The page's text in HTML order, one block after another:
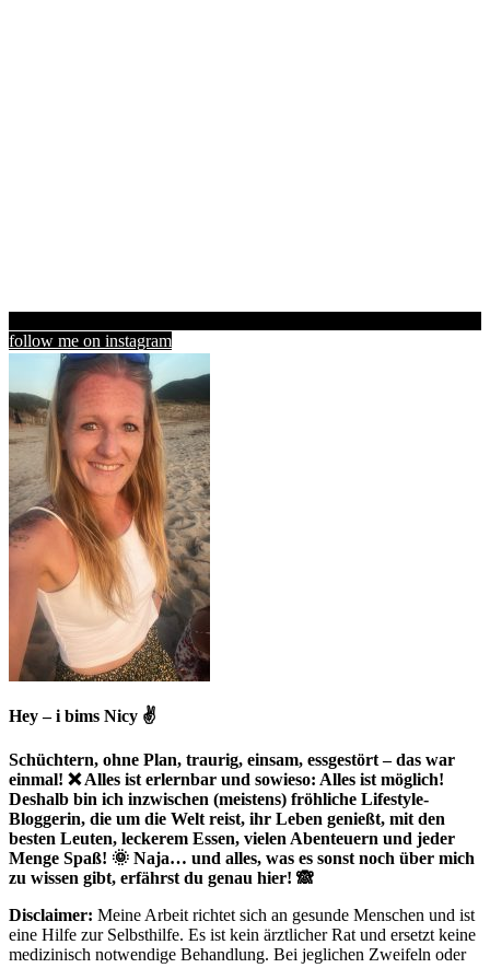
follow me on instagram
Hey – i bims Nicy ✌
Schüchtern, ohne Plan, traurig, einsam, essgestört – das war
einmal! ❌ Alles ist erlernbar und sowieso: Alles ist möglich!
Deshalb bin ich inzwischen (meistens) fröhliche Lifestyle-
Bloggerin, die um die Welt reist, ihr Leben genießt, mit den
besten Leuten, leckerem Essen, vielen Abenteuern und jeder
Menge Spaß! 🌞 Naja… und alles, was es sonst noch über mich
zu wissen gibt, erfährst du genau hier! 🙈
Disclaimer: Meine Arbeit richtet sich an gesunde Menschen und ist
eine Hilfe zur Selbsthilfe. Es ist kein ärztlicher Rat und ersetzt keine
medizinisch notwendige Behandlung. Bei jeglichen Zweifeln oder